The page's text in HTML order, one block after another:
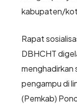
kabupaten/
Rapat
DBHCHT
menghadirkan
pengampu di
(Pemkab)